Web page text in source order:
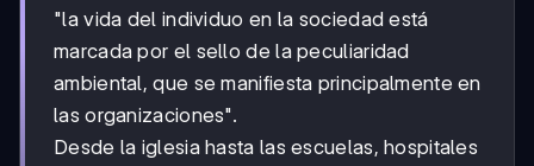
"la vida del individuo en la sociedad está
marcada por el sello de la peculiaridad
ambiental, que se manifiesta principalmente en
las organizaciones".
Desde la iglesia hasta las escuelas, hospitales